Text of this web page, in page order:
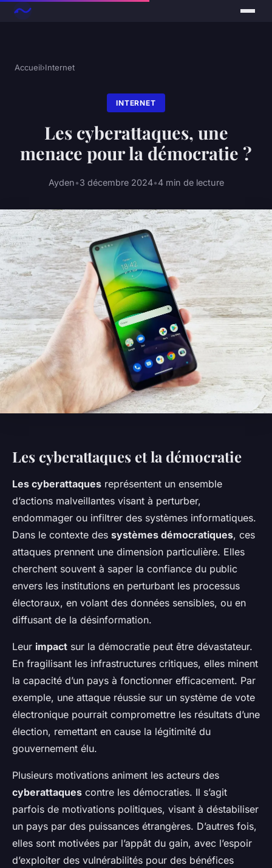
Accueil›Internet
INTERNET
Les cyberattaques, une
menace pour la démocratie ?
Ayden•3 décembre 2024•4 min de lecture
Les cyberattaques et la démocratie
Les cyberattaques représentent un ensemble
d’actions malveillantes visant à perturber,
endommager ou infiltrer des systèmes informatiques.
Dans le contexte des systèmes démocratiques, ces
attaques prennent une dimension particulière. Elles
cherchent souvent à saper la confiance du public
envers les institutions en perturbant les processus
électoraux, en volant des données sensibles, ou en
diffusant de la désinformation.
Leur impact sur la démocratie peut être dévastateur.
En fragilisant les infrastructures critiques, elles minent
la capacité d’un pays à fonctionner efficacement. Par
exemple, une attaque réussie sur un système de vote
électronique pourrait compromettre les résultats d’une
élection, remettant en cause la légitimité du
gouvernement élu.
Plusieurs motivations animent les acteurs des
cyberattaques contre les démocraties. Il s’agit
parfois de motivations politiques, visant à déstabiliser
un pays par des puissances étrangères. D’autres fois,
elles sont motivées par l’appât du gain, avec l’espoir
d’exploiter des vulnérabilités pour des bénéfices